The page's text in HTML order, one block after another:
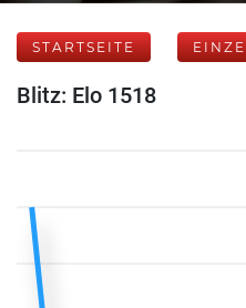
STARTSEITE
Blitz: Elo 1518